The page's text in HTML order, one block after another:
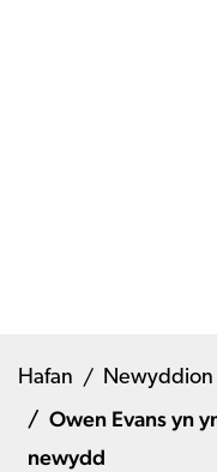
Hafan Newyddion
Owen Evans yn
newydd